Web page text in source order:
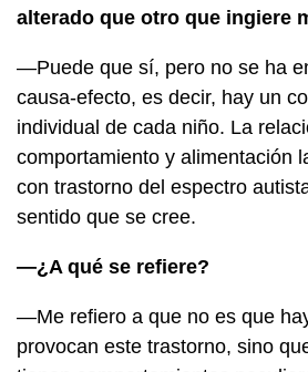
alterado que otro que ingiere
—Puede que sí, pero no se ha
causa-efecto, es decir, hay un
individual de cada niño. La
comportamiento y alimentación
con trastorno del espectro
sentido que se cree.
—¿A qué se refiere?
—Me refiero a que no es que
provocan este trastorno, sino